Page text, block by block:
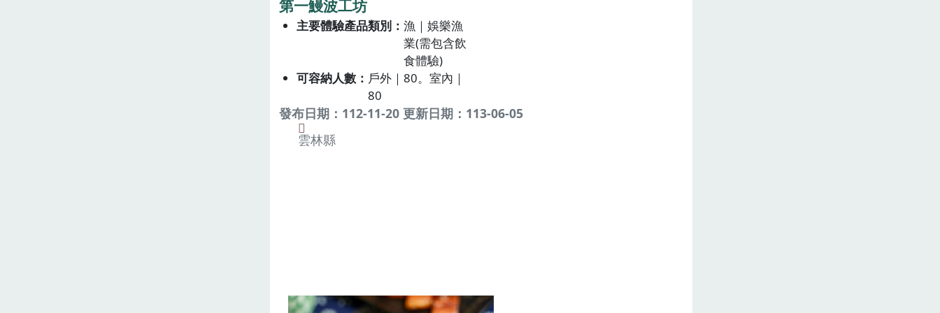
第一鰻波工坊
主要體驗產品類別
漁｜娛樂漁
業(需包含飲
食體驗)
可容納人數
戶外｜80。室內｜
80
發布日期：112-11-20 更新日期：113-06-05
雲林縣